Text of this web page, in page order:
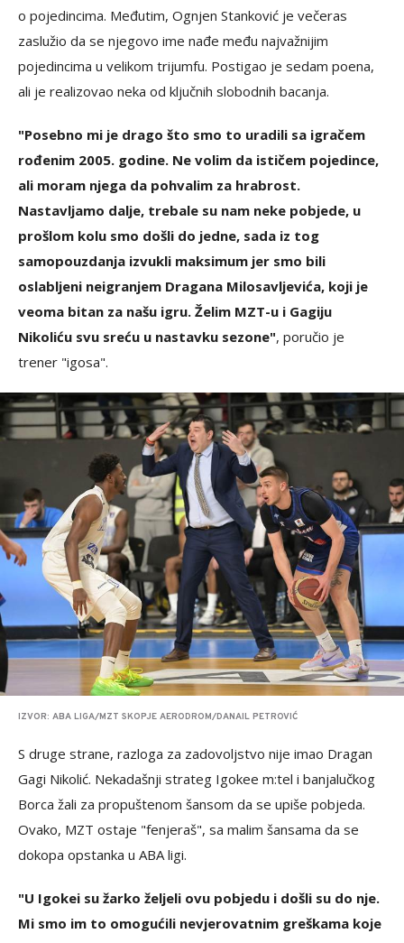
o pojedincima. Međutim, Ognjen Stanković je večeras
zaslužio da se njegovo ime nađe među najvažnijim
pojedincima u velikom trijumfu. Postigao je sedam poena,
ali je realizovao neka od ključnih slobodnih bacanja.
"Posebno mi je drago što smo to uradili sa igračem
rođenim 2005. godine. Ne volim da ističem pojedince,
ali moram njega da pohvalim za hrabrost.
Nastavljamo dalje, trebale su nam neke pobjede, u
prošlom kolu smo došli do jedne, sada iz tog
samopouzdanja izvukli maksimum jer smo bili
oslabljeni neigranjem Dragana Milosavljevića, koji je
veoma bitan za našu igru. Želim MZT-u i Gagiju
Nikoliću svu sreću u nastavku sezone", poručio je
trener "igosa".
IZVOR: ABA LIGA/MZT SKOPJE AERODROM/DANAIL PETROVIĆ
S druge strane, razloga za zadovoljstvo nije imao Dragan
Gagi Nikolić. Nekadašnji strateg Igokee m:tel i banjalučkog
Borca žali za propuštenom šansom da se upiše pobjeda.
Ovako, MZT ostaje "fenjeraš", sa malim šansama da se
dokopa opstanka u ABA ligi.
"U Igokei su žarko željeli ovu pobjedu i došli su do nje.
Mi smo im to omogućili nevjerovatnim greškama koje